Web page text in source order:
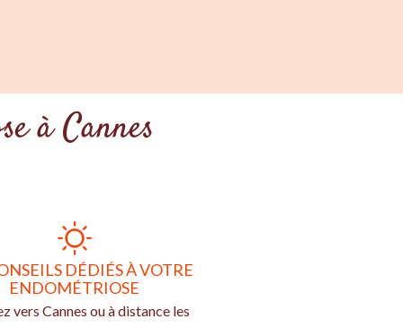
à Cannes
DÉDIÉS À VOTRE
ENDOMÉTRIOSE
vers Cannes ou à distance les